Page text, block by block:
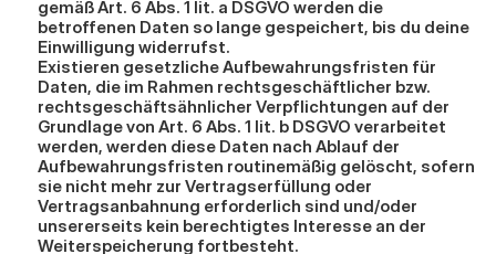
gemäß Art. 6 Abs. 1 lit. a DSGVO werden die
betroffenen Daten so lange gespeichert, bis du deine
Einwilligung widerrufst.
Existieren gesetzliche Aufbewahrungsfristen für
Daten, die im Rahmen rechtsgeschäftlicher bzw.
rechtsgeschäftsähnlicher Verpflichtungen auf der
Grundlage von Art. 6 Abs. 1 lit. b DSGVO verarbeitet
werden, werden diese Daten nach Ablauf der
Aufbewahrungsfristen routinemäßig gelöscht, sofern
sie nicht mehr zur Vertragserfüllung oder
Vertragsanbahnung erforderlich sind und/oder
unsererseits kein berechtigtes Interesse an der
Weiterspeicherung fortbesteht.